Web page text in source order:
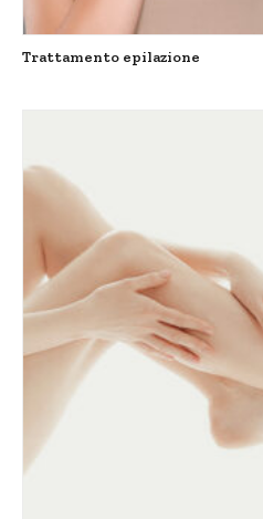
Trattamento epilazione